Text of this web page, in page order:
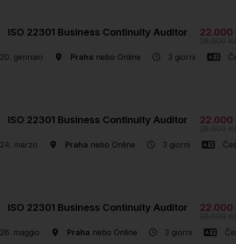
ISO 22301 Business Continuity Auditor
20. gennaio Praha nebo Online 3 giorni
22.000
ISO 22301 Business Continuity Auditor
24. marzo Praha nebo Online 3 giorni
22.000
ISO 22301 Business Continuity Auditor
26. maggio Praha nebo Online 3 giorni
22.000